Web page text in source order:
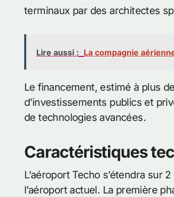
terminaux par des architectes
Lire aussi : La compagnie
Le financement, estimé à plus
d’investissements publics et
de technologies avancées.
Caractéristiques
L’aéroport Techo s’étendra
l’aéroport actuel. La première